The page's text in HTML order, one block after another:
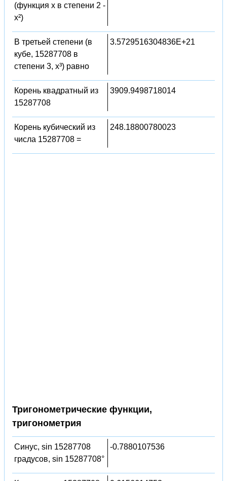
(функция x в степени 2 -
x²)
В третьей степени (в
кубе, 15287708 в
степени 3, x³) равно
3.5729516304836E+21
Корень квадратный из
15287708
3909.9498718014
Корень кубический из
числа 15287708 =
248.18800780023
Тригонометрические функции,
тригонометрия
Синус, sin 15287708
градусов, sin 15287708°
-0.7880107536